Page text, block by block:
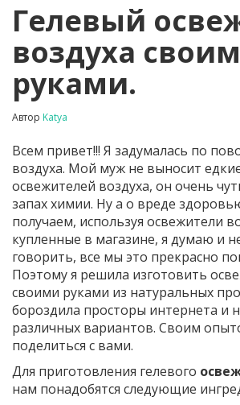
Гелевый
воздуха
руками.
Автор Katya
Всем привет!!! Я задумалась по
воздуха. Мой муж не выносит
освежителей воздуха, он очень
запах химии. Ну а о вреде
получаем, используя освежители
купленные в магазине, я думаю и
говорить, все мы это прекрасно
Поэтому я решила изготовить
своими руками из натуральных
бороздила просторы интернета и
различных вариантов. Своим
поделиться с вами.
Для приготовления гелевого
нам понадобятся следующие